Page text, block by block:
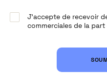
J’accepte de recevoir
commerciales de la part